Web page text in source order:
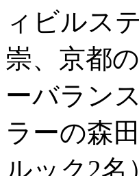
ィビルス
崇、京都
ーバラン
ラーの森
ルック2